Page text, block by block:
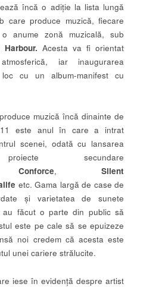
încă o adiție la lista lungă
care produce muzică, fiecare
anume zonă muzicală, sub
Acesta va fi orientat
iar inaugurarea
cu un album-manifest cu
produce muzică încă dinainte de
este anul în care a intrat
scenei, odată cu lansarea
secundare
Conforce, Silent
etc. Gama largă de case de
și varietatea de sunete
au făcut o parte din public să
este pe cale să se epuizeze
noi credem că acesta este
unei cariere strălucite.
iese în evidență despre artist